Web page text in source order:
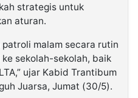
strategis untuk
aturan.
patroli malam secara rutin
sekolah-sekolah, baik
ujar Kabid Trantibum
Juarsa, Jumat (30/5).